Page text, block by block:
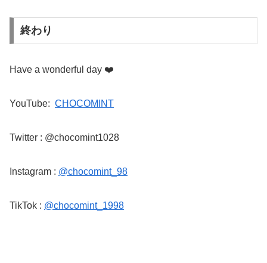
終わり
Have a wonderful day ❤️
YouTube: CHOCOMINT
Twitter : @chocomint1028
Instagram : @chocomint_98
TikTok : @chocomint_1998